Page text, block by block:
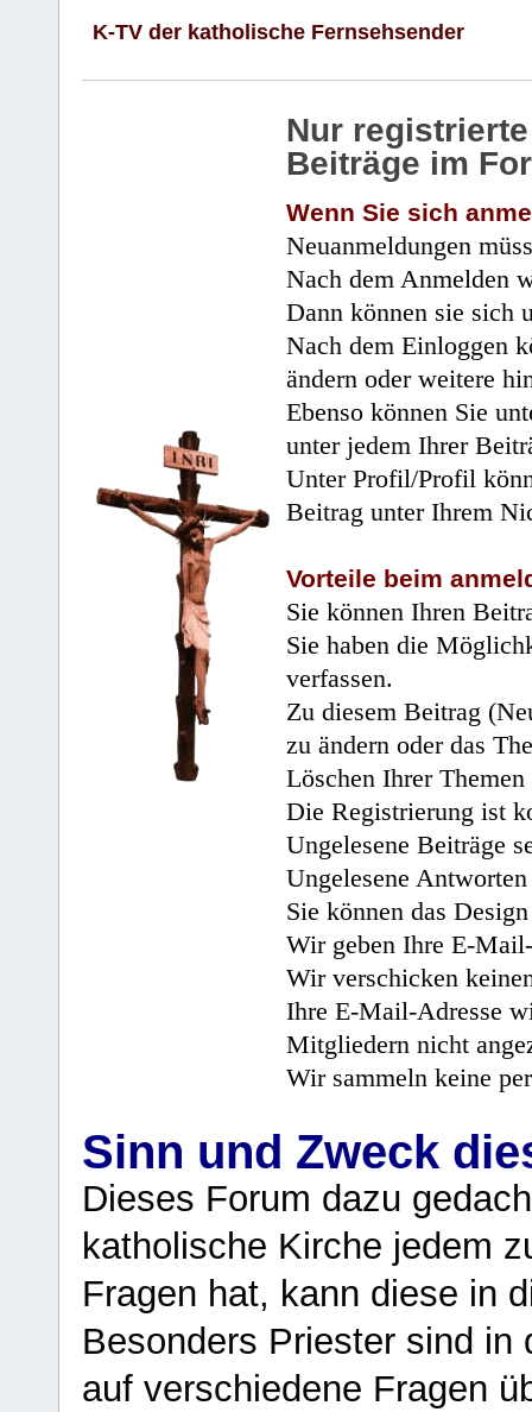
K-TV der katholische Fernsehsender
Nur
Beiträge im
Wenn Sie sich
Neuanmeldungen
Nach dem Anmelden
Dann können sie sich
Nach dem Einloggen
ändern oder weitere
Ebenso können Sie
unter jedem Ihrer
Unter Profil/Profil
Beitrag unter Ihrem
Vorteile beim
Sie können Ihren
Sie haben die
verfassen.
Zu diesem Beitrag
zu ändern oder das
Löschen Ihrer
Die Registrierung ist
Ungelesene Beiträge
Ungelesene
Sie können das
Wir geben Ihre E-
Wir verschicken
Ihre E-Mail-Adresse
Mitgliedern nicht
Wir sammeln keine
Sinn und Zweck
Dieses Forum dazu
katholische Kirche jedem
Fragen hat, kann diese in
Besonders Priester sind in
auf verschiedene Fragen